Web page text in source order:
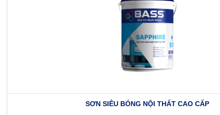
SƠN SIÊU BÓNG NỘI THẤT CAO CẤP